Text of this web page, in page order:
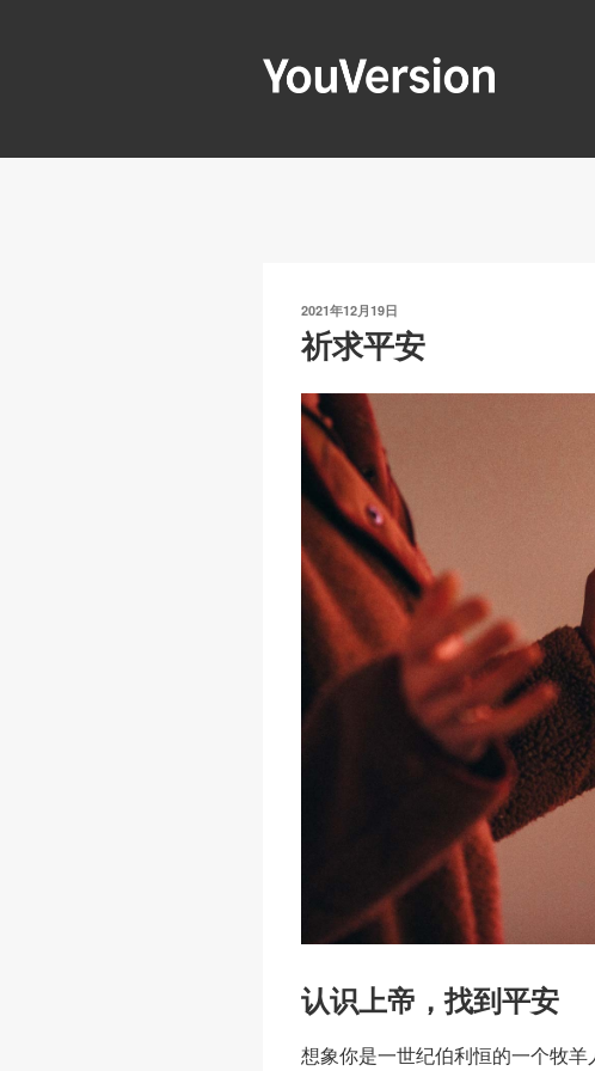
发
布
于
2021年12月19日
祈求平安
认识上帝，找到平安
想象你是一世纪伯利恒的一个牧